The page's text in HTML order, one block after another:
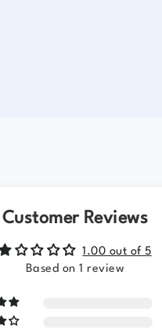
Customer Reviews
1.00 out of 5
Based on 1 review